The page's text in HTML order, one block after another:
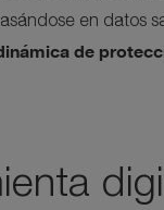
en
de